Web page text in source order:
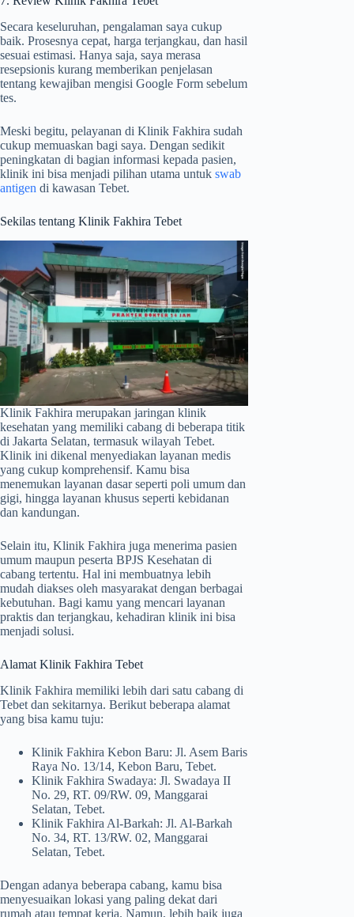
Secara keseluruhan, pengalaman saya cukup
baik. Prosesnya cepat, harga terjangkau, dan hasil
sesuai estimasi. Hanya saja, saya merasa
resepsionis kurang memberikan penjelasan
tentang kewajiban mengisi Google Form sebelum
tes.
Meski begitu, pelayanan di Klinik Fakhira sudah
cukup memuaskan bagi saya. Dengan sedikit
peningkatan di bagian informasi kepada pasien,
klinik ini bisa menjadi pilihan utama untuk swab
antigen di kawasan Tebet.
Sekilas tentang Klinik Fakhira Tebet
Klinik Fakhira merupakan jaringan klinik
kesehatan yang memiliki cabang di beberapa titik
di Jakarta Selatan, termasuk wilayah Tebet.
Klinik ini dikenal menyediakan layanan medis
yang cukup komprehensif. Kamu bisa
menemukan layanan dasar seperti poli umum dan
gigi, hingga layanan khusus seperti kebidanan
dan kandungan.
Selain itu, Klinik Fakhira juga menerima pasien
umum maupun peserta BPJS Kesehatan di
cabang tertentu. Hal ini membuatnya lebih
mudah diakses oleh masyarakat dengan berbagai
kebutuhan. Bagi kamu yang mencari layanan
praktis dan terjangkau, kehadiran klinik ini bisa
menjadi solusi.
Alamat Klinik Fakhira Tebet
Klinik Fakhira memiliki lebih dari satu cabang di
Tebet dan sekitarnya. Berikut beberapa alamat
yang bisa kamu tuju:
Klinik Fakhira Kebon Baru: Jl. Asem Baris
Raya No. 13/14, Kebon Baru, Tebet.
Klinik Fakhira Swadaya: Jl. Swadaya II
No. 29, RT. 09/RW. 09, Manggarai
Selatan, Tebet.
Klinik Fakhira Al-Barkah: Jl. Al-Barkah
No. 34, RT. 13/RW. 02, Manggarai
Selatan, Tebet.
Dengan adanya beberapa cabang, kamu bisa
menyesuaikan lokasi yang paling dekat dari
rumah atau tempat kerja. Namun, lebih baik juga